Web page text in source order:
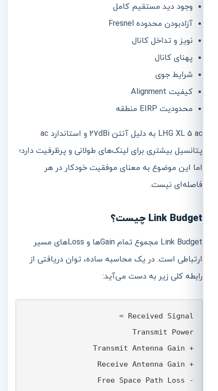
وجود دید مستقیم کامل
آزادبودن محدوده Fresnel
نویز و تداخل کانال
پهنای کانال
شرایط جوی
کیفیت Alignment
محدودیت EIRP منطقه
LHG XL 5 ac به دلیل آنتن 27dBi و استاندارد ac
پتانسیل بیشتری برای لینک‌های طولانی و پرظرفیت دارد؛
اما این موضوع به معنای موفقیت خودکار در هر
فاصله‌ای نیست.
Link Budget چیست؟
Link Budget مجموع تمام Gainها و Lossهای مسیر
ارتباطی است. در یک محاسبه ساده، توان دریافتی از
رابطه کلی زیر به دست می‌آید: